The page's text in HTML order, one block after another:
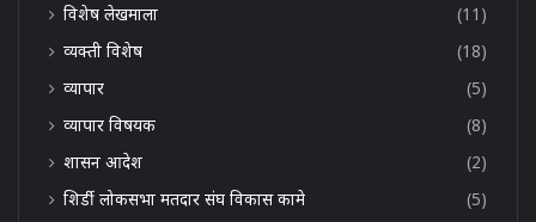
विशेष लेखमाला
(11)
व्यक्ती विशेष
(18)
व्यापार
(5)
व्यापार विषयक
(8)
शासन आदेश
(2)
शिर्डी लोकसभा मतदार संघ विकास कामे
(5)